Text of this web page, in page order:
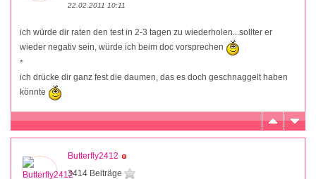
22.02.2011 10:11
ich würde dir raten den test in 2-3 tagen zu wiederholen...sollter er
wieder negativ sein, würde ich beim doc vorsprechen
*
ich drücke dir ganz fest die daumen, das es doch geschnaggelt haben
könnte
Butterfly2412
3414 Beiträge